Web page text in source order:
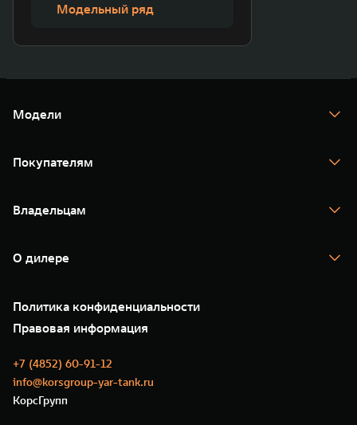
Модельный ряд
Модели
TANK 400
TANK 500
Покупателям
Тест-драйв
TANK Финансы
Корпоративным клиентам
Зарядные станции
Владельцам
Помощь на дороге
Новые цифровые сервисы TANK
Сервис
Нулевое ТО
Моторные масла
О дилере
35 лет GWM
GWM ТЕХ ДЕНЬ
Новости
Политика конфиденциальности
Правовая информация
+7 (4852) 60-91-12
info@korsgroup-yar-tank.ru
КорсГрупп